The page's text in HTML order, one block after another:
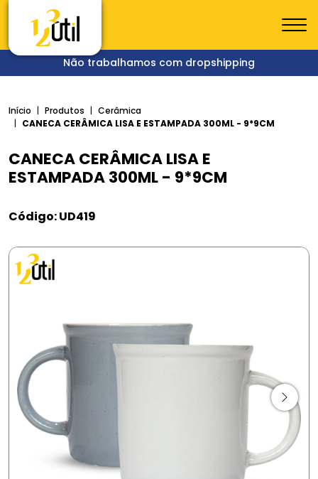
Não trabalhamos com dropshipping
Início Produtos
Cerâmica
CANECA CERÂMICA LISA E ESTAMPADA 300ML - 9*9CM
CANECA CERÂMICA LISA E
ESTAMPADA 300ML - 9*9CM
Código: UD419